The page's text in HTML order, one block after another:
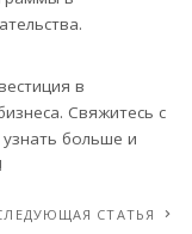
в
Свяжитесь с
больше и
СТАТЬЯ